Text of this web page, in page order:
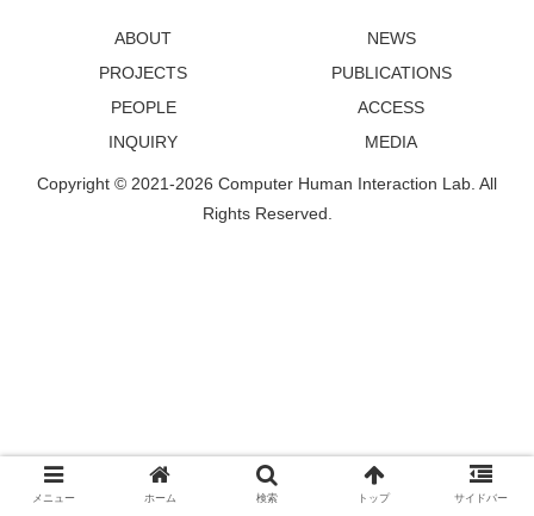
ABOUT
NEWS
PROJECTS
PUBLICATIONS
PEOPLE
ACCESS
INQUIRY
MEDIA
Copyright © 2021-2026 Computer Human Interaction Lab. All
Rights Reserved.
メニュー ホーム 検索 トップ サイドバー